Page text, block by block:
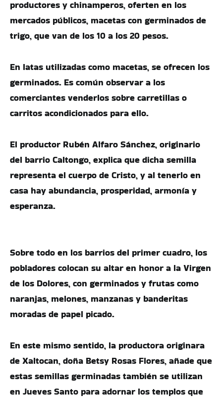
productores y chinamperos, oferten en los
mercados públicos, macetas con germinados de
trigo, que van de los 10 a los 20 pesos.
En latas utilizadas como macetas, se ofrecen los
germinados. Es común observar a los
comerciantes venderlos sobre carretillas o
carritos acondicionados para ello.
El productor Rubén Alfaro Sánchez, originario
del barrio Caltongo, explica que dicha semilla
representa el cuerpo de Cristo, y al tenerlo en
casa hay abundancia, prosperidad, armonía y
esperanza.
Sobre todo en los barrios del primer cuadro, los
pobladores colocan su altar en honor a la Virgen
de los Dolores, con germinados y frutas como
naranjas, melones, manzanas y banderitas
moradas de papel picado.
En este mismo sentido, la productora originara
de Xaltocan, doña Betsy Rosas Flores, añade que
estas semillas germinadas también se utilizan
en Jueves Santo para adornar los templos que